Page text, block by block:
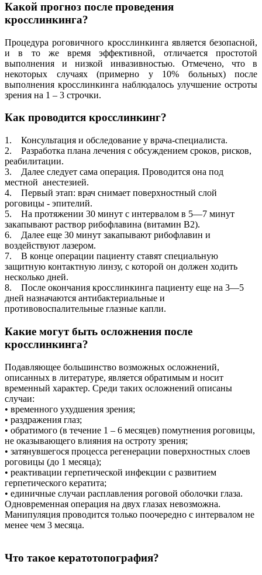
Какой прогноз после проведения
кросслинкинга?
Процедура роговичного кросслинкинга является безопасной,
и в то же время эффективной, отличается простотой
выполнения и низкой инвазивностью. Отмечено, что в
некоторых случаях (примерно у 10% больных) после
выполнения кросслинкинга наблюдалось улучшение остроты
зрения на 1 – 3 строчки.
Как проводится кросслинкинг?
1. Консультация и обследование у врача-специалиста.
2. Разработка плана лечения с обсуждением сроков, рисков,
реабилитации.
3. Далее следует сама операция. Проводится она под
местной анестезией.
4. Первый этап: врач снимает поверхностный слой
роговицы - эпителий.
5. На протяжении 30 минут с интервалом в 5—7 минут
закапывают раствор рибофлавина (витамин В2).
6. Далее еще 30 минут закапывают рибофлавин и
воздействуют лазером.
7. В конце операции пациенту ставят специальную
защитную контактную линзу, с которой он должен ходить
несколько дней.
8. После окончания кросслинкинга пациенту еще на 3—5
дней назначаются антибактериальные и
противовоспалительные глазные капли.
Какие могут быть осложнения после
кросслинкинга?
Подавляющее большинство возможных осложнений,
описанных в литературе, является обратимым и носит
временный характер. Среди таких осложнений описаны
случаи:
• временного ухудшения зрения;
• раздражения глаз;
• обратимого (в течение 1 – 6 месяцев) помутнения роговицы,
не оказывающего влияния на остроту зрения;
• затянувшегося процесса регенерации поверхностных слоев
роговицы (до 1 месяца);
• реактивации герпетической инфекции с развитием
герпетического кератита;
• единичные случаи расплавления роговой оболочки глаза.
Одновременная операция на двух глазах невозможна.
Манипуляция проводится только поочередно с интервалом не
менее чем 3 месяца.
Что такое кератотопография?